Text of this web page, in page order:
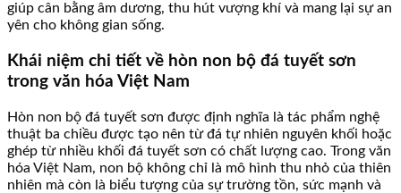
giúp cân bằng âm dương, thu hút vượng khí và mang lại sự an
yên cho không gian sống.
Khái niệm chi tiết về hòn non bộ đá tuyết sơn
trong văn hóa Việt Nam
Hòn non bộ đá tuyết sơn được định nghĩa là tác phẩm nghệ
thuật ba chiều được tạo nên từ đá tự nhiên nguyên khối hoặc
ghép từ nhiều khối đá tuyết sơn có chất lượng cao. Trong văn
hóa Việt Nam, non bộ không chỉ là mô hình thu nhỏ của thiên
nhiên mà còn là biểu tượng của sự trường tồn, sức mạnh và